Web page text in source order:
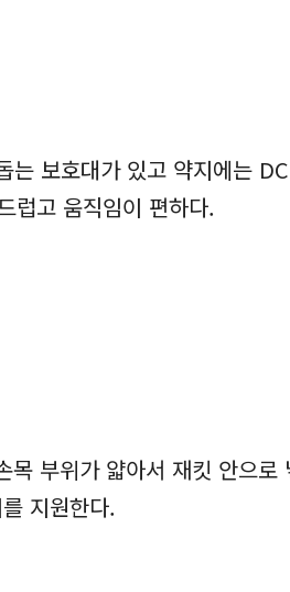
는 보호대가 있고 약지에는
럽고 움직임이 편하다.
목 부위가 얇아서 재킷 안으로
지원한다.